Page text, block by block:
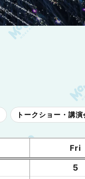
トークショー・講
Fri
5